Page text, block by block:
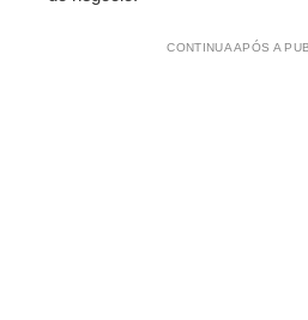
CONTINUA APÓS A